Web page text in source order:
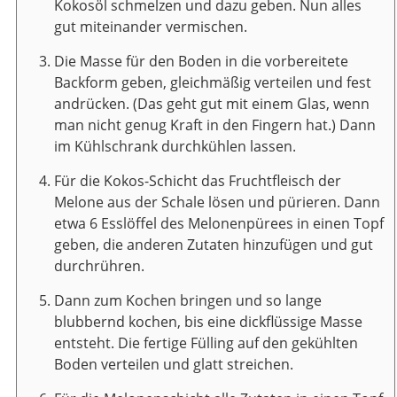
Kokosöl schmelzen und dazu geben. Nun alles
gut miteinander vermischen.
Die Masse für den Boden in die vorbereitete
Backform geben, gleichmäßig verteilen und fest
andrücken. (Das geht gut mit einem Glas, wenn
man nicht genug Kraft in den Fingern hat.) Dann
im Kühlschrank durchkühlen lassen.
Für die Kokos-Schicht das Fruchtfleisch der
Melone aus der Schale lösen und pürieren. Dann
etwa 6 Esslöffel des Melonenpürees in einen Topf
geben, die anderen Zutaten hinzufügen und gut
durchrühren.
Dann zum Kochen bringen und so lange
blubbernd kochen, bis eine dickflüssige Masse
entsteht. Die fertige Fülling auf den gekühlten
Boden verteilen und glatt streichen.